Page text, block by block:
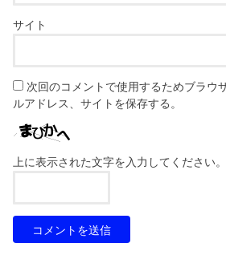
サイト
次回のコメントで使用するためブラウ
ルアドレス、サイトを保存する。
上に表示された文字を入力してください。